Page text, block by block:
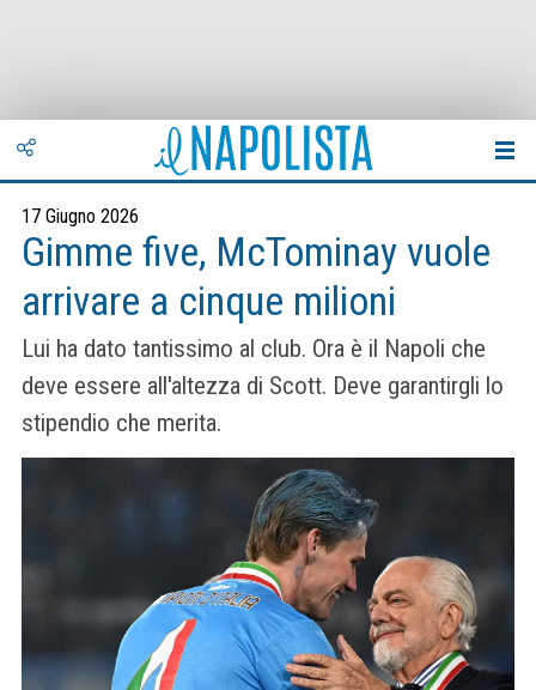
17 Giugno 2026
Gimme five, McTominay vuole
arrivare a cinque milioni
Lui ha dato tantissimo al club. Ora è il Napoli che
deve essere all'altezza di Scott. Deve garantirgli lo
stipendio che merita.